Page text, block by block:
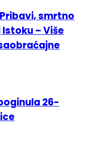
smrtno
– Više
26-